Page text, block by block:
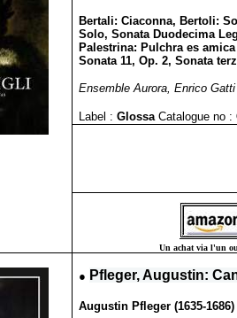
Bertali: Ciaconna, Bertoli:
Solo, Sonata Duodecima
Palestrina: Pulchra es
Sonata 11, Op. 2, Sonata
Ensemble Aurora, Enrico
Label : GlossaCatalogue no :
Un achat via l'un
● Pfleger, Augustin:
Augustin Pfleger (1635-1686)